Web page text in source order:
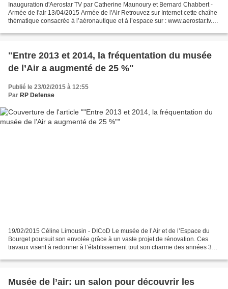
Inauguration d'Aerostar TV par Catherine Maunoury et Bernard Chabbert -
Armée de l'air 13/04/2015 Armée de l'Air Retrouvez sur Internet cette chaîne
thématique consacrée à l’aéronautique et à l’espace sur : www.aerostar.tv.
"Entre 2013 et 2014, la fréquentation du musée
de l’Air a augmenté de 25 %"
Publié le 23/02/2015 à 12:55
Par RP Defense
19/02/2015 Céline Limousin - DICoD Le musée de l’Air et de l’Espace du
Bourget poursuit son envolée grâce à un vaste projet de rénovation. Ces
travaux visent à redonner à l’établissement tout son charme des années 30,
Musée de l’air: un salon pour découvrir les